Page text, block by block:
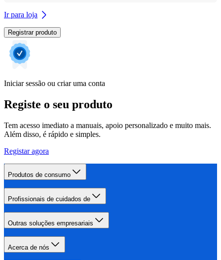
Ir para loja
Registrar produto
Iniciar sessão ou criar uma conta
Registe o seu produto
Tem acesso imediato a manuais, apoio personalizado e muito mais.
Além disso, é rápido e simples.
Registar agora
Produtos de consumo
Profissionais de cuidados de
Outras soluções empresariais
Acerca de nós